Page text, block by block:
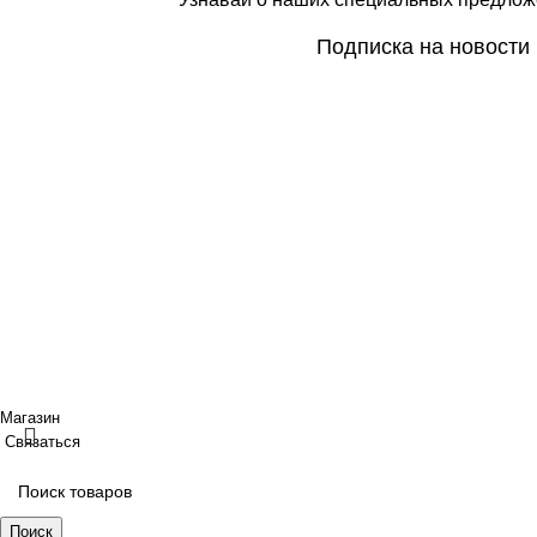
Подписка на новости
Поиск
Магазин
Связаться